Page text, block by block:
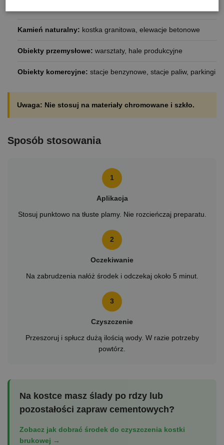
Kamień naturalny: kostka granitowa, elewacje betonowe
Obiekty przemysłowe: warsztaty, hale produkcyjne
Obiekty komercyjne: stacje benzynowe, stacje paliw, parkingi
Uwaga: Nie stosuj na materiały chromowane i szkło.
Sposób stosowania
1
Aplikacja
Stosuj punktowo na tłuste plamy. Nie rozcieńczaj preparatu.
2
Oczekiwanie
Na zabrudzenia nałóż środek i odczekaj około 5 minut.
3
Czyszczenie
Przeszoruj i spłucz dużą ilością wody. W razie potrzeby
powtórz.
Na kostce masz ślady po rdzy lub
pozostałości zapraw cementowych?
Zobacz jak dobrać środek do czyszczenia kostki
brukowej →